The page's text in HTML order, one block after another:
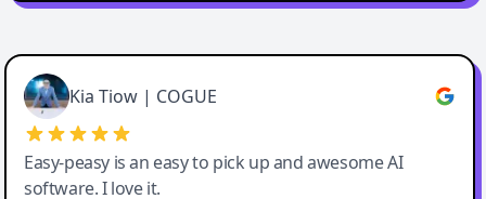
Cody Crabb
Great service, Best AI tool
Kia Tiow | COGUE
Easy-peasy is an easy to pick up and awesome AI
software. I love it.